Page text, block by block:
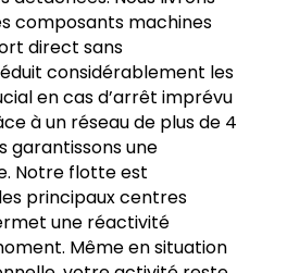
composants machines
direct sans
considérablement les
en cas d’arrêt imprévu
à un réseau de plus de 4
garantissons une
Notre flotte est
principaux centres
une réactivité
Même en situation